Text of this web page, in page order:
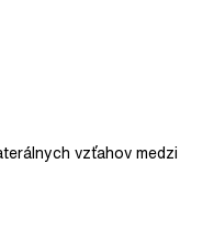
vzťahov medzi